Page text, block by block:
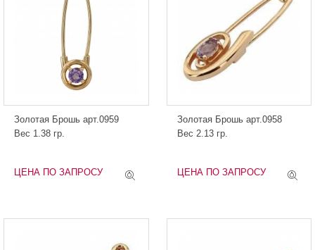
Золотая Брошь арт.0959
Вес 1.38 гр.
ЦЕНА ПО ЗАПРОСУ
Золотая Брошь арт.0958
Вес 2.13 гр.
ЦЕНА ПО ЗАПРОСУ